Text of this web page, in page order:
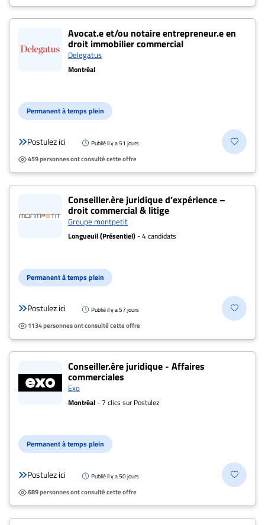
Avocat.e et/ou notaire entrepreneur.e en
droit immobilier commercial
Delegatus
Montréal
Permanent à temps plein
Postulez ici Publié il y a 51 jours
459 personnes ont consulté cette offre
Conseiller.ère juridique d’expérience –
droit commercial & litige
Groupe montpetit
Longueuil (Présentiel)- 4 candidats
Permanent à temps plein
Postulez ici Publié il y a 57 jours
1134 personnes ont consulté cette offre
Conseiller.ère juridique - Affaires
commerciales
Exo
Montréal- 7 clics sur Postulez
Permanent à temps plein
Postulez ici Publié il y a 50 jours
689 personnes ont consulté cette offre